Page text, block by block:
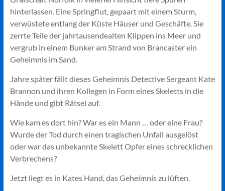
hinterlassen. Eine Springflut, gepaart mit einem Sturm,
verwüstete entlang der Küste Häuser und Geschäfte. Sie
zerrte Teile der jahrtausendealten Klippen ins Meer und
vergrub in einem Bunker am Strand von Brancaster ein
Geheimnis im Sand.
Jahre später fällt dieses Geheimnis Detective Sergeant Kate
Brannon und ihren Kollegen in Form eines Skeletts in die
Hände und gibt Rätsel auf.
Wie kam es dort hin? War es ein Mann … oder eine Frau?
Wurde der Tod durch einen tragischen Unfall ausgelöst
oder war das unbekannte Skelett Opfer eines schrecklichen
Verbrechens?
Jetzt liegt es in Kates Hand, das Geheimnis zu lüften.